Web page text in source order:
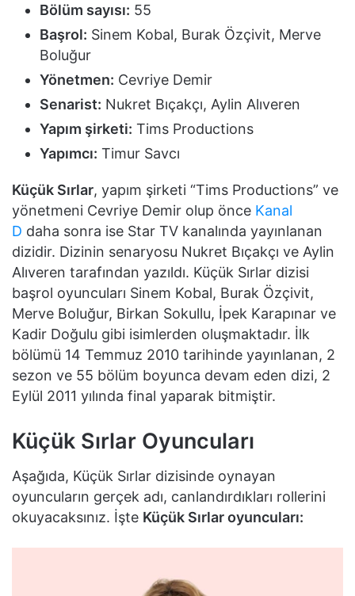
Bölüm sayısı: 55
Başrol: Sinem Kobal, Burak Özçivit, Merve
Boluğur
Yönetmen: Cevriye Demir
Senarist: Nukret Bıçakçı, Aylin Alıveren
Yapım şirketi: Tims Productions
Yapımcı: Timur Savcı
Küçük Sırlar, yapım şirketi “Tims Productions” ve
yönetmeni Cevriye Demir olup önce Kanal
D daha sonra ise Star TV kanalında yayınlanan
dizidir. Dizinin senaryosu Nukret Bıçakçı ve Aylin
Alıveren tarafından yazıldı. Küçük Sırlar dizisi
başrol oyuncuları Sinem Kobal, Burak Özçivit,
Merve Boluğur, Birkan Sokullu, İpek Karapınar ve
Kadir Doğulu gibi isimlerden oluşmaktadır. İlk
bölümü 14 Temmuz 2010 tarihinde yayınlanan, 2
sezon ve 55 bölüm boyunca devam eden dizi, 2
Eylül 2011 yılında final yaparak bitmiştir.
Küçük Sırlar Oyuncuları
Aşağıda, Küçük Sırlar dizisinde oynayan
oyuncuların gerçek adı, canlandırdıkları rollerini
okuyacaksınız. İşte Küçük Sırlar oyuncuları: